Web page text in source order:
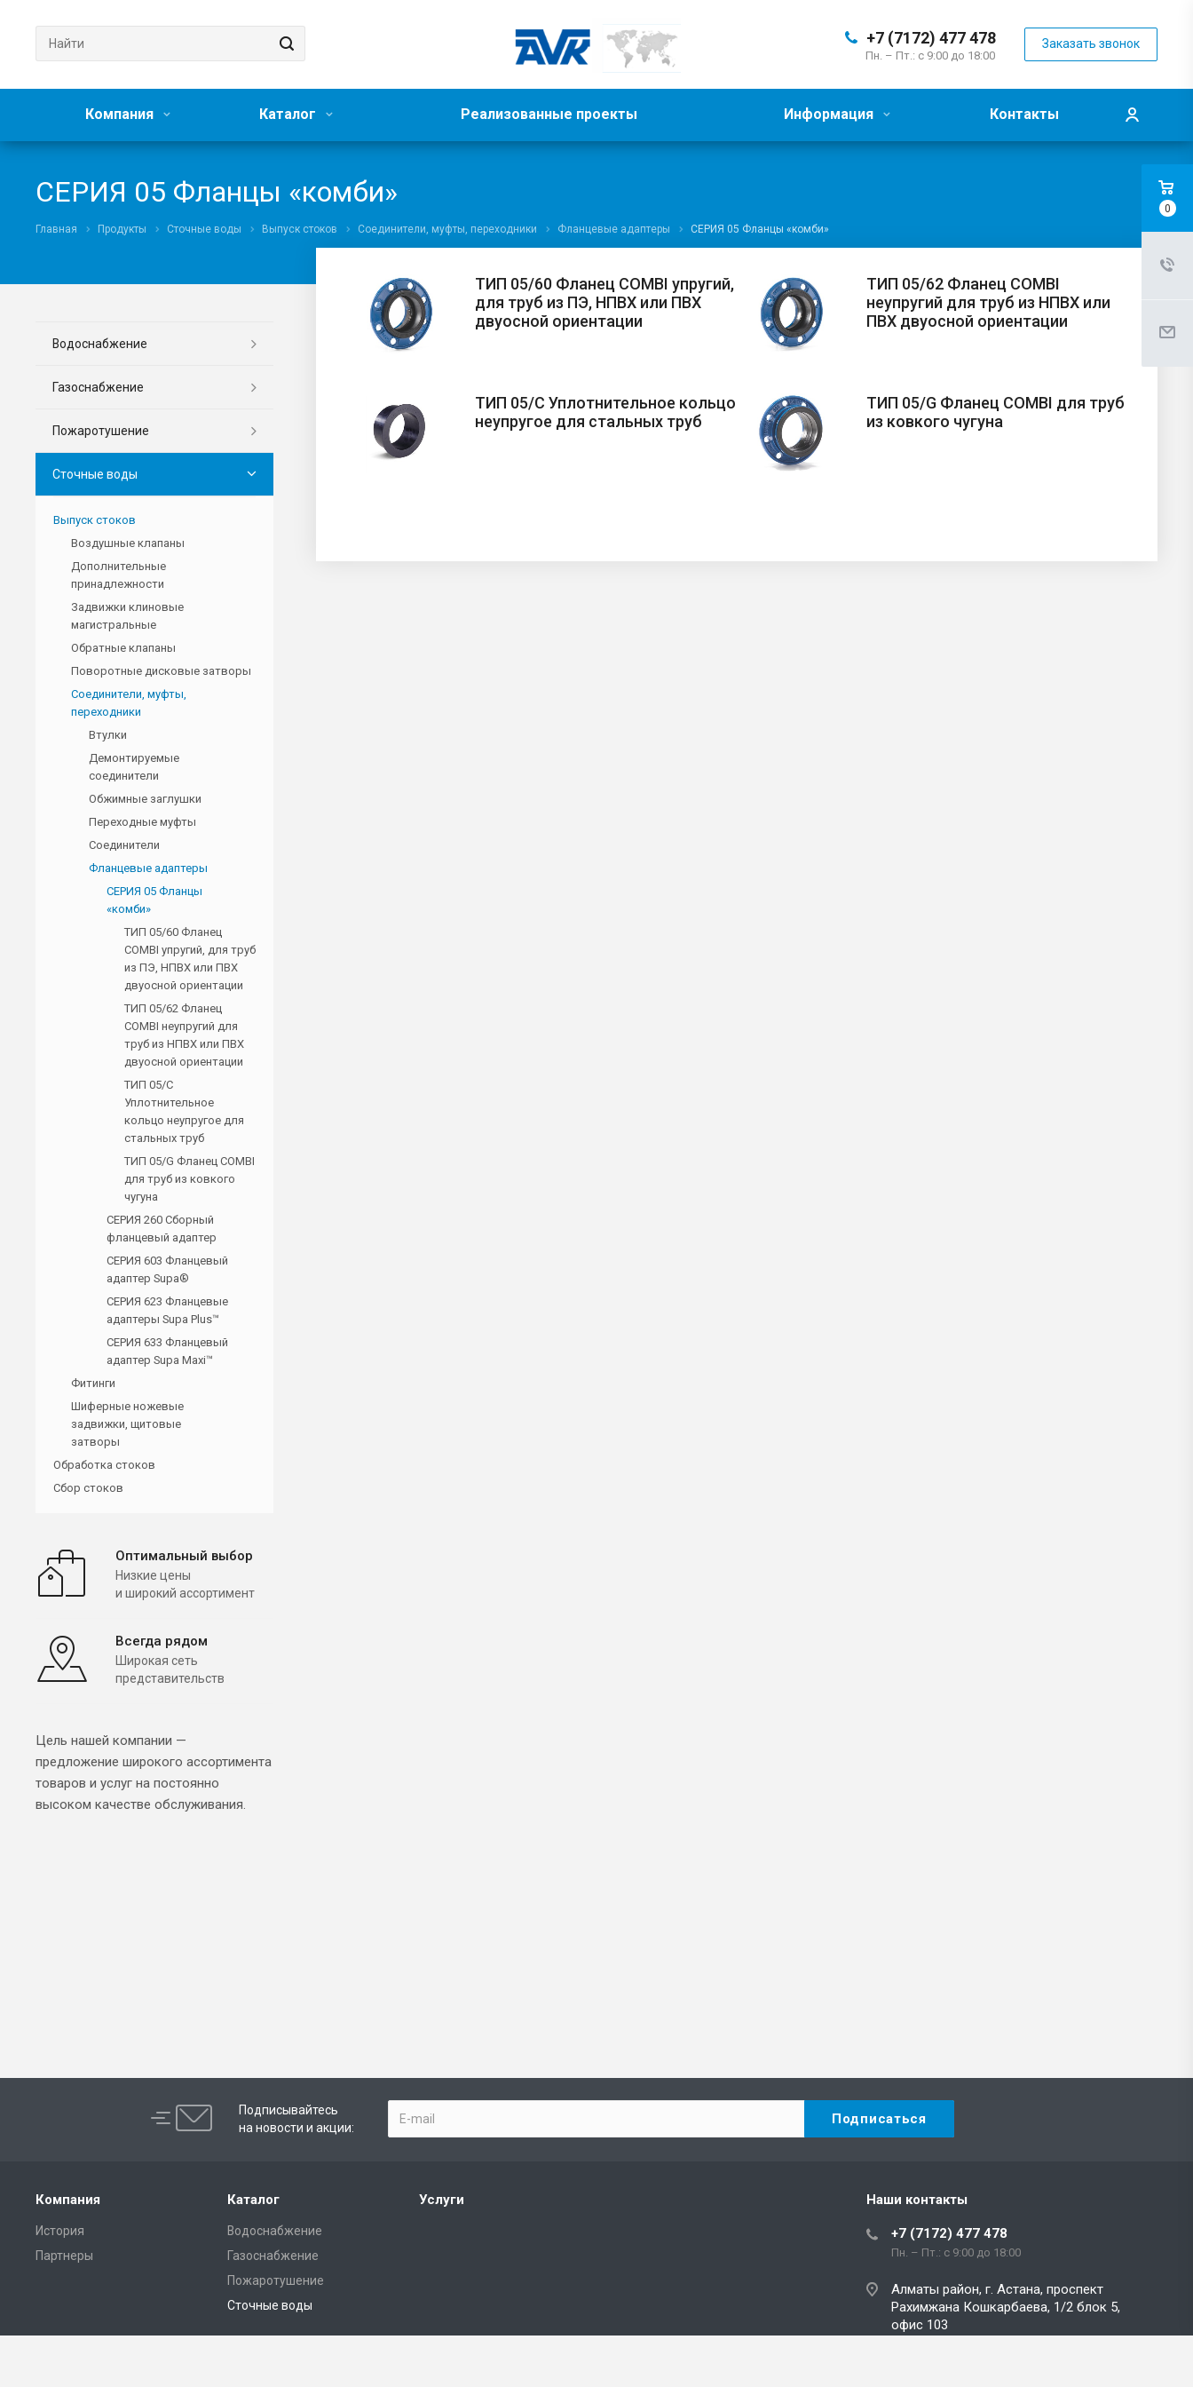
+7 (7172) 477 478
Пн. – Пт.: с 9:00 до 18:00
Заказать звонок
Компания Каталог Реализованные проекты Информация Контакты
СЕРИЯ 05 Фланцы «комби»
Главная Продукты Сточные воды Выпуск стоков Соединители, муфты, переходники Фланцевые адаптеры СЕРИЯ 05 Фланцы «комби»
ТИП 05/60 Фланец COMBI упругий,
для труб из ПЭ, НПВХ или ПВХ
двуосной ориентации
ТИП 05/62 Фланец COMBI
неупругий для труб из НПВХ или
ПВХ двуосной ориентации
ТИП 05/C Уплотнительное кольцо
неупругое для стальных труб
ТИП 05/G Фланец COMBI для труб
из ковкого чугуна
Водоснабжение
Газоснабжение
Пожаротушение
Сточные воды
Выпуск стоков
Воздушные клапаны
Дополнительные
принадлежности
Задвижки клиновые
магистральные
Обратные клапаны
Поворотные дисковые затворы
Соединители, муфты,
переходники
Втулки
Демонтируемые
соединители
Обжимные заглушки
Переходные муфты
Соединители
Фланцевые адаптеры
СЕРИЯ 05 Фланцы
«комби»
ТИП 05/60 Фланец
COMBI упругий, для труб
из ПЭ, НПВХ или ПВХ
двуосной ориентации
ТИП 05/62 Фланец
COMBI неупругий для
труб из НПВХ или ПВХ
двуосной ориентации
ТИП 05/C
Уплотнительное
кольцо неупругое для
стальных труб
ТИП 05/G Фланец COMBI
для труб из ковкого
чугуна
СЕРИЯ 260 Сборный
фланцевый адаптер
СЕРИЯ 603 Фланцевый
адаптер Supa®
СЕРИЯ 623 Фланцевые
адаптеры Supa Plus™
СЕРИЯ 633 Фланцевый
адаптер Supa Maxi™
Фитинги
Шиферные ножевые
задвижки, щитовые
затворы
Обработка стоков
Сбор стоков
Оптимальный выбор
Низкие цены
и широкий ассортимент
Всегда рядом
Широкая сеть
представительств
Цель нашей компании —
предложение широкого ассортимента
товаров и услуг на постоянно
высоком качестве обслуживания.
Подписывайтесь
на новости и акции:
Компания
История
Партнеры
Каталог
Водоснабжение
Газоснабжение
Пожаротушение
Сточные воды
Услуги Наши контакты
+7 (7172) 477 478
Пн. – Пт.: с 9:00 до 18:00
Алматы район, г. Астана, проспект
Рахимжана Кошкарбаева, 1/2 блок 5,
офис 103
0